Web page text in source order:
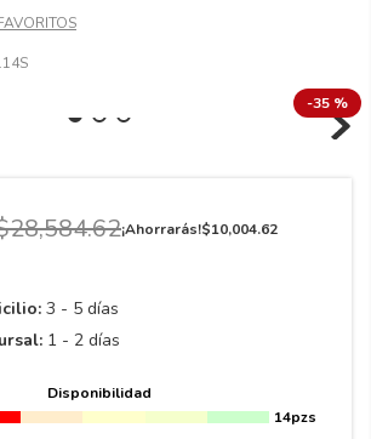
-35 %
28,584.62¡Ahorrarás!$10,004.62
3 - 5 días
1 - 2 días
Disponibilidad
14pzs
7 195 65 15